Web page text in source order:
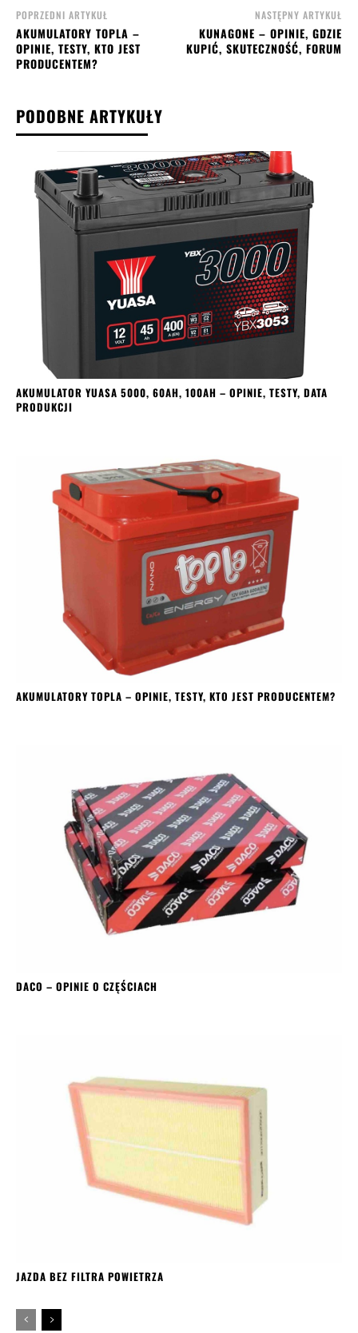
POPRZEDNI ARTYKUŁ
AKUMULATORY TOPLA –
OPINIE, TESTY, KTO JEST
PRODUCENTEM?
NASTĘPNY ARTYKUŁ
KUNAGONE – OPINIE, GDZIE
KUPIĆ, SKUTECZNOŚĆ, FORUM
PODOBNE ARTYKUŁY
AKUMULATOR YUASA 5000, 60AH, 100AH – OPINIE, TESTY, DATA
PRODUKCJI
AKUMULATORY TOPLA – OPINIE, TESTY, KTO JEST PRODUCENTEM?
DACO – OPINIE O CZĘŚCIACH
JAZDA BEZ FILTRA POWIETRZA